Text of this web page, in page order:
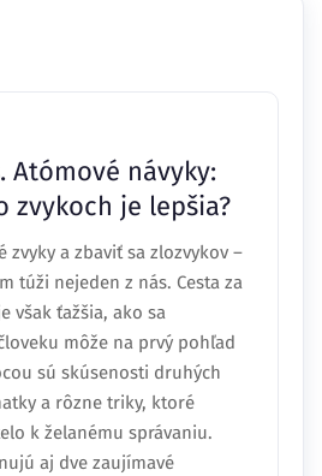
Atómové návyky:
zvykoch je lepšia?
zvyky a zbaviť sa zlozvykov –
túži nejeden z nás. Cesta za
však ťažšia, ako sa
môže na prvý pohľad
sú skúsenosti druhých
a rôzne triky, ktoré
k želanému správaniu.
aj dve zaujímavé